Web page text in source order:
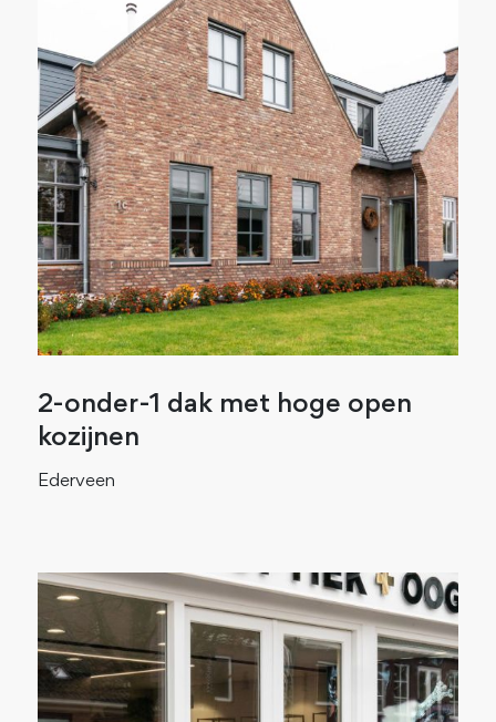
2-onder-1 dak met hoge open
kozijnen
Ederveen